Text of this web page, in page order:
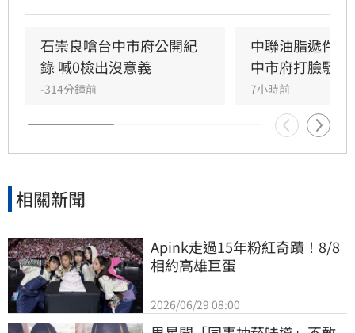
題時，難道不需要負起應有的監管責任嗎？蔣萬
安呼籲執政當局應正視食安漏洞，儘速透過修法
完善食安法規，並對外明確交代問題油品的流向
與處理機制，以平息民眾對於食品安全的極度焦
慮
石崇良嗆台中市府公開紀
錄 喊0檢出沒意義
-314分鐘前
中聯油脂遞件
中市府打臉駁回
7小時前
相關新聞
Apink走過15年粉紅奇蹟！8/8
相約高雄巨蛋
2026/06/29 08:00